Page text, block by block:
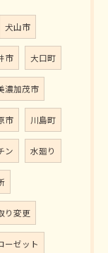
犬山市
市 大口町
濃加茂市
市 川島町
ン 水廻り
り変更
ーゼット